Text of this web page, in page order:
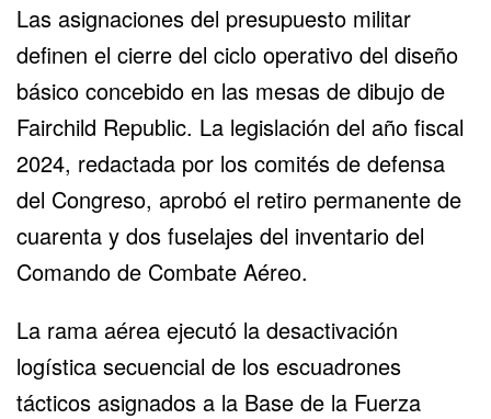
Las asignaciones del presupuesto militar
definen el cierre del ciclo operativo del diseño
básico concebido en las mesas de dibujo de
Fairchild Republic. La legislación del año fiscal
2024, redactada por los comités de defensa
del Congreso, aprobó el retiro permanente de
cuarenta y dos fuselajes del inventario del
Comando de Combate Aéreo.
La rama aérea ejecutó la desactivación
logística secuencial de los escuadrones
tácticos asignados a la Base de la Fuerza